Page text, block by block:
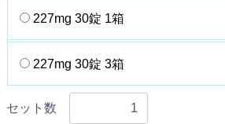
227mg 30錠 1箱
227mg 30錠 3箱
セット数